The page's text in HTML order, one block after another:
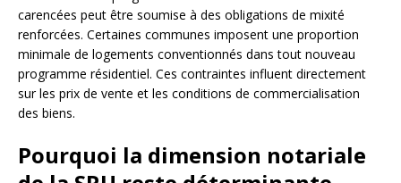
carencées peut être soumise à des obligations de mixité
renforcées. Certaines communes imposent une proportion
minimale de logements conventionnés dans tout nouveau
programme résidentiel. Ces contraintes influent directement
sur les prix de vente et les conditions de commercialisation
des biens.
Pourquoi la dimension notariale